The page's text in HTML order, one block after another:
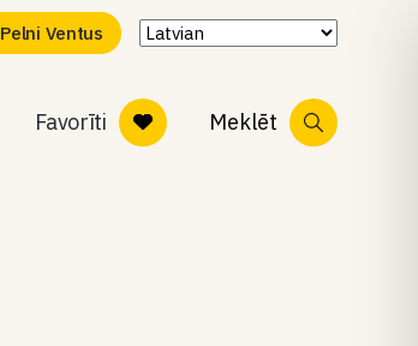
Pelni Ventus
Favorīti Meklēt